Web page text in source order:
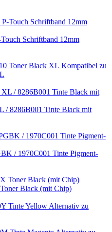
Schriftband 12mm
Kompatibel zu
/ 8286B001 Tinte Black mit
/ 1970C001 Tinte Pigment-
Black (mit Chip)
Alternativ zu